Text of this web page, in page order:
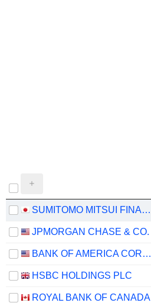
SUMITOMO MITSUI FINANCIAL GROUP, INC.
JPMORGAN CHASE & CO.
BANK OF AMERICA CORPORATION
HSBC HOLDINGS PLC
ROYAL BANK OF CANADA